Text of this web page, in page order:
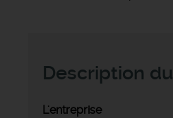
Description
L'entreprise